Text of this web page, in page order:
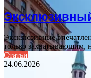
Эксклюзивные
только
Статьи
24.06.2026